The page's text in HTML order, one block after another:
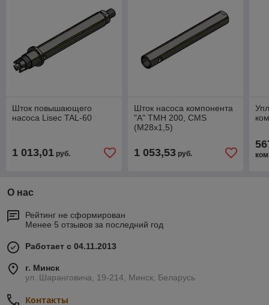
Шток повышающего
насоса Lisec TAL-60
1 013,01 руб.
Шток насоса компонента
"А" TMH 200, CMS
(M28x1,5)
1 053,53руб.
О нас
Рейтинг не сформирован
Менее 5 отзывов за последний год
Работает с 04.11.2013
г. Минск
ул. Шаранговича, 19-214, Минск, Беларусь
Контакты